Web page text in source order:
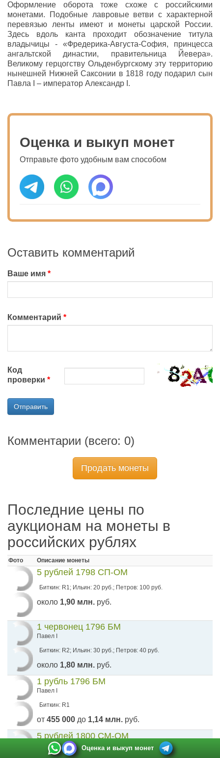
Оформление оборота тоже схоже с российскими
монетами. Подобные лавровые ветви с характерной
перевязью ленты имеют и монеты царской России.
Здесь вдоль канта проходит обозначение титула
владычицы - «Фредерика-Августа-София, принцесса
ангальтской династии, правительница Йевера».
Великому герцогству Ольденбургскому эту территорию
нынешней Нижней Саксонии в 1818 году подарил сын
Павла I – император Александр I.
Оценка и выкуп монет
Отправьте фото удобным вам способом
Оставить комментарий
Ваше имя
Комментарий
Код
проверки
Отправить
Комментарии (всего: 0)
Продать монеты
Последние цены по
аукционам на монеты в
российских рублях
Фото Описание монеты
5 рублей 1798 СП-ОМ
Биткин: R1; Ильин: 20 руб.; Петров: 100 руб.
около 1,90 млн. руб.
1 червонец 1796 БМ
Павел I
Биткин: R2; Ильин: 30 руб.; Петров: 40 руб.
около 1,80 млн. руб.
1 рубль 1796 БМ
Павел I
Биткин: R1
от 455 000 до 1,14 млн. руб.
5 рублей 1800 СМ-ОМ
Биткин: R; Петров: 15 рублей
Оценка и выкуп монет